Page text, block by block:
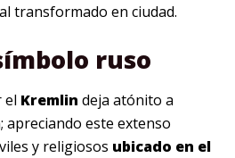
transformado en ciudad.
ruso
el Kremlin deja atónito a
apreciando este extenso
y religiosos ubicado en el